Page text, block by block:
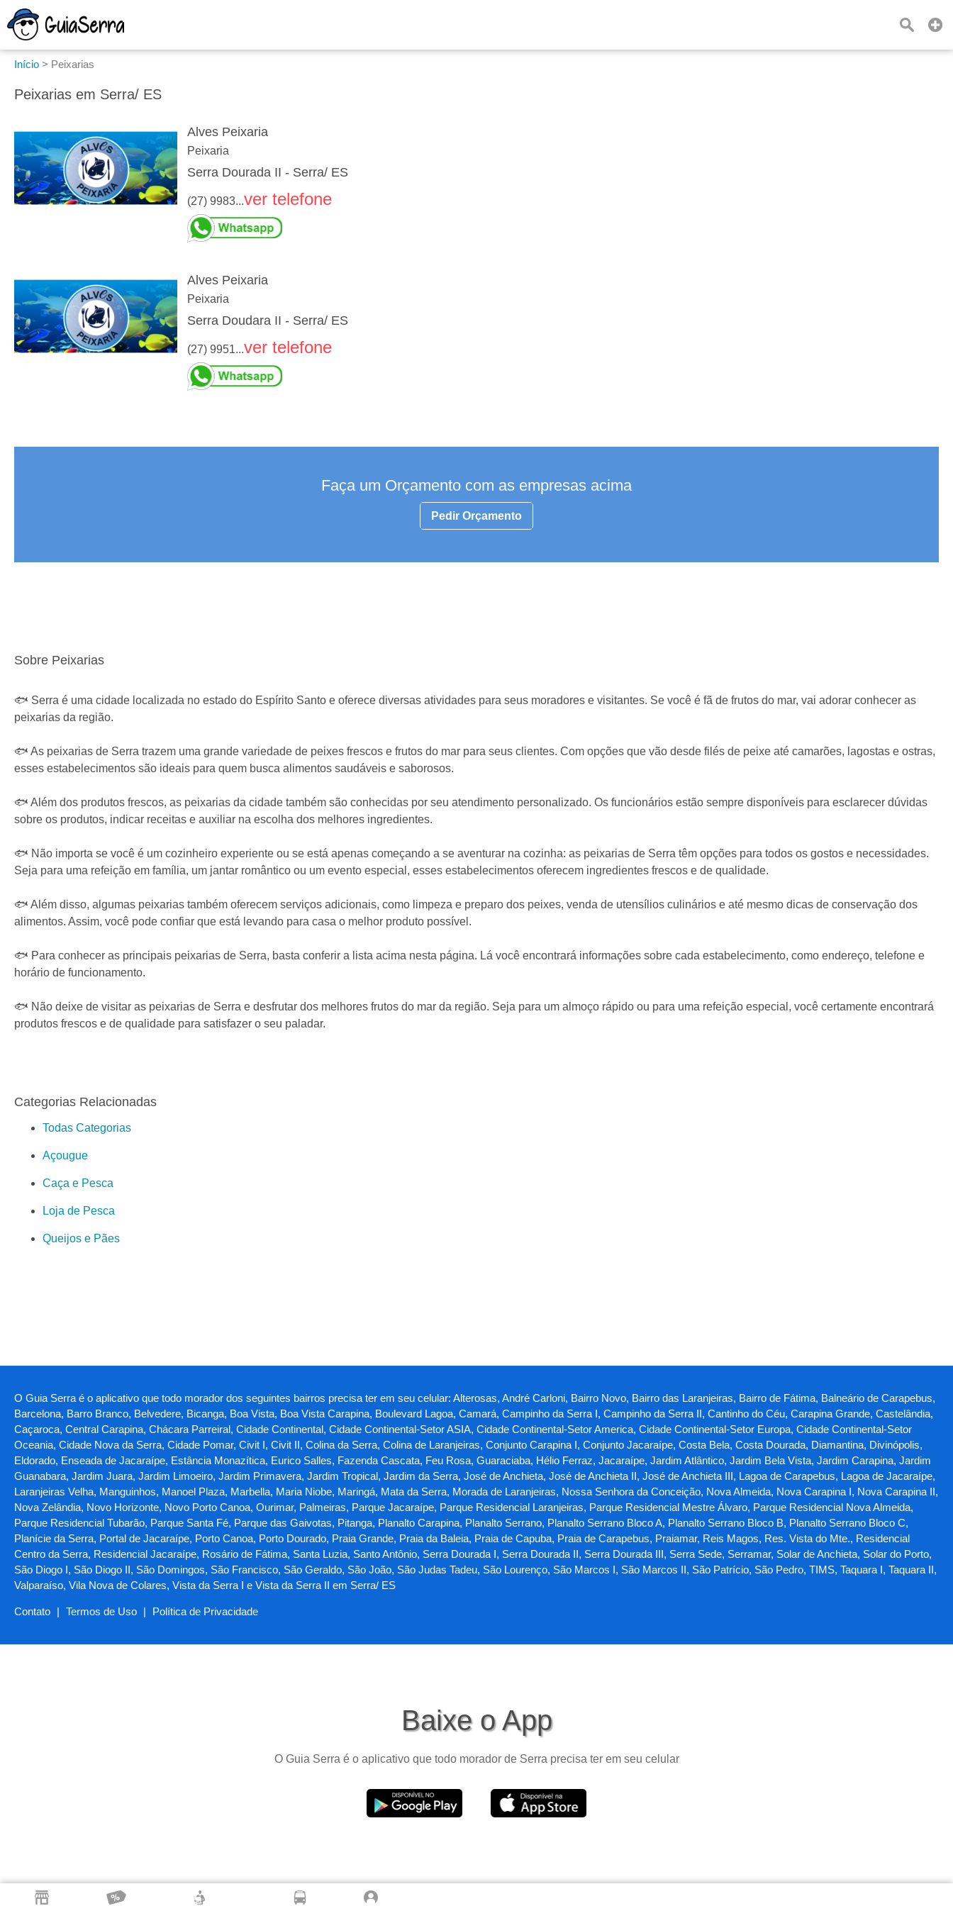
Início > Peixarias
Peixarias em Serra/ ES
Alves Peixaria
Peixaria
Serra Dourada II - Serra/ ES
(27) 9983...ver telefone
Alves Peixaria
Peixaria
Serra Doudara II - Serra/ ES
(27) 9951...ver telefone
Faça um Orçamento com as empresas acima
Pedir Orçamento
Sobre Peixarias
🐟 Serra é uma cidade localizada no estado do Espírito Santo e oferece diversas atividades para seus moradores e visitantes. Se você é fã de frutos do mar, vai adorar conhecer as
peixarias da região.
🐟 As peixarias de Serra trazem uma grande variedade de peixes frescos e frutos do mar para seus clientes. Com opções que vão desde filés de peixe até camarões, lagostas e ostras,
esses estabelecimentos são ideais para quem busca alimentos saudáveis e saborosos.
🐟 Além dos produtos frescos, as peixarias da cidade também são conhecidas por seu atendimento personalizado. Os funcionários estão sempre disponíveis para esclarecer dúvidas
sobre os produtos, indicar receitas e auxiliar na escolha dos melhores ingredientes.
🐟 Não importa se você é um cozinheiro experiente ou se está apenas começando a se aventurar na cozinha: as peixarias de Serra têm opções para todos os gostos e necessidades.
Seja para uma refeição em família, um jantar romântico ou um evento especial, esses estabelecimentos oferecem ingredientes frescos e de qualidade.
🐟 Além disso, algumas peixarias também oferecem serviços adicionais, como limpeza e preparo dos peixes, venda de utensílios culinários e até mesmo dicas de conservação dos
alimentos. Assim, você pode confiar que está levando para casa o melhor produto possível.
🐟 Para conhecer as principais peixarias de Serra, basta conferir a lista acima nesta página. Lá você encontrará informações sobre cada estabelecimento, como endereço, telefone e
horário de funcionamento.
🐟 Não deixe de visitar as peixarias de Serra e desfrutar dos melhores frutos do mar da região. Seja para um almoço rápido ou para uma refeição especial, você certamente encontrará
produtos frescos e de qualidade para satisfazer o seu paladar.
Categorias Relacionadas
Todas Categorias
Açougue
Caça e Pesca
Loja de Pesca
Queijos e Pães
O Guia Serra é o aplicativo que todo morador dos seguintes bairros precisa ter em seu celular: Alterosas, André Carloni, Bairro Novo, Bairro das Laranjeiras, Bairro de Fátima, Balneário de Carapebus,
Barcelona, Barro Branco, Belvedere, Bicanga, Boa Vista, Boa Vista Carapina, Boulevard Lagoa, Camará, Campinho da Serra I, Campinho da Serra II, Cantinho do Céu, Carapina Grande, Castelândia,
Caçaroca, Central Carapina, Chácara Parreiral, Cidade Continental, Cidade Continental-Setor ASIA, Cidade Continental-Setor America, Cidade Continental-Setor Europa, Cidade Continental-Setor
Oceania, Cidade Nova da Serra, Cidade Pomar, Civit I, Civit II, Colina da Serra, Colina de Laranjeiras, Conjunto Carapina I, Conjunto Jacaraípe, Costa Bela, Costa Dourada, Diamantina, Divinópolis,
Eldorado, Enseada de Jacaraípe, Estância Monazítica, Eurico Salles, Fazenda Cascata, Feu Rosa, Guaraciaba, Hélio Ferraz, Jacaraípe, Jardim Atlântico, Jardim Bela Vista, Jardim Carapina, Jardim
Guanabara, Jardim Juara, Jardim Limoeiro, Jardim Primavera, Jardim Tropical, Jardim da Serra, José de Anchieta, José de Anchieta II, José de Anchieta III, Lagoa de Carapebus, Lagoa de Jacaraípe,
Laranjeiras Velha, Manguinhos, Manoel Plaza, Marbella, Maria Niobe, Maringá, Mata da Serra, Morada de Laranjeiras, Nossa Senhora da Conceição, Nova Almeida, Nova Carapina I, Nova Carapina II,
Nova Zelândia, Novo Horizonte, Novo Porto Canoa, Ourimar, Palmeiras, Parque Jacaraípe, Parque Residencial Laranjeiras, Parque Residencial Mestre Álvaro, Parque Residencial Nova Almeida,
Parque Residencial Tubarão, Parque Santa Fé, Parque das Gaivotas, Pitanga, Planalto Carapina, Planalto Serrano, Planalto Serrano Bloco A, Planalto Serrano Bloco B, Planalto Serrano Bloco C,
Planície da Serra, Portal de Jacaraípe, Porto Canoa, Porto Dourado, Praia Grande, Praia da Baleia, Praia de Capuba, Praia de Carapebus, Praiamar, Reis Magos, Res. Vista do Mte., Residencial
Centro da Serra, Residencial Jacaraípe, Rosário de Fátima, Santa Luzia, Santo Antônio, Serra Dourada I, Serra Dourada II, Serra Dourada III, Serra Sede, Serramar, Solar de Anchieta, Solar do Porto,
São Diogo I, São Diogo II, São Domingos, São Francisco, São Geraldo, São João, São Judas Tadeu, São Lourenço, São Marcos I, São Marcos II, São Patrício, São Pedro, TIMS, Taquara I, Taquara II,
Valparaíso, Vila Nova de Colares, Vista da Serra I e Vista da Serra II em Serra/ ES
Contato | Termos de Uso | Política de Privacidade
Baixe o App
O Guia Serra é o aplicativo que todo morador de Serra precisa ter em seu celular